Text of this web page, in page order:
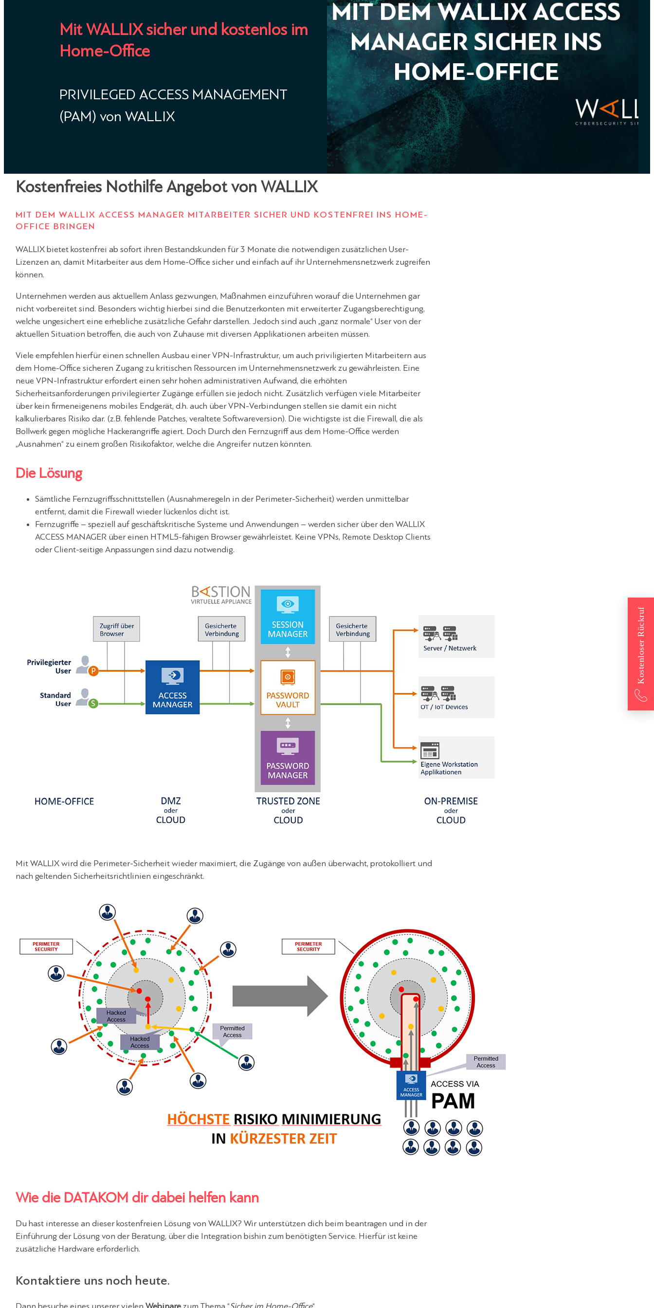
Mit WALLIX sicher und kostenlos im
Home-Office
PRIVILEGED ACCESS MANAGEMENT
(PAM) von WALLIX
Kostenfreies Nothilfe Angebot von WALLIX
MIT DEM WALLIX ACCESS MANAGER MITARBEITER SICHER UND KOSTENFREI INS HOME-
OFFICE BRINGEN
WALLIX bietet kostenfrei ab sofort ihren Bestandskunden für 3 Monate die notwendigen zusätzlichen User-
Lizenzen an, damit Mitarbeiter aus dem Home-Office sicher und einfach auf ihr Unternehmensnetzwerk zugreifen
können.
Unternehmen werden aus aktuellem Anlass gezwungen, Maßnahmen einzuführen worauf die Unternehmen gar
nicht vorbereitet sind. Besonders wichtig hierbei sind die Benutzerkonten mit erweiterter Zugangsberechtigung,
welche ungesichert eine erhebliche zusätzliche Gefahr darstellen. Jedoch sind auch „ganz normale“ User von der
aktuellen Situation betroffen, die auch von Zuhause mit diversen Applikationen arbeiten müssen.
Viele empfehlen hierfür einen schnellen Ausbau einer VPN-Infrastruktur, um auch priviligierten Mitarbeitern aus
dem Home-Office sicheren Zugang zu kritischen Ressourcen im Unternehmensnetzwerk zu gewährleisten. Eine
neue VPN-Infrastruktur erfordert einen sehr hohen administrativen Aufwand, die erhöhten
Sicherheitsanforderungen privilegierter Zugänge erfüllen sie jedoch nicht. Zusätzlich verfügen viele Mitarbeiter
über kein firmeneigenens mobiles Endgerät, d.h. auch über VPN-Verbindungen stellen sie damit ein nicht
kalkulierbares Risiko dar. (z.B. fehlende Patches, veraltete Softwareversion). Die wichtigste ist die Firewall, die als
Bollwerk gegen mögliche Hackerangriffe agiert. Doch Durch den Fernzugriff aus dem Home-Office werden
„Ausnahmen“ zu einem großen Risikofaktor, welche die Angreifer nutzen könnten.
Die Lösung
Sämtliche Fernzugriffsschnittstellen (Ausnahmeregeln in der Perimeter-Sicherheit) werden unmittelbar
entfernt, damit die Firewall wieder lückenlos dicht ist.
Fernzugriffe – speziell auf geschäftskritische Systeme und Anwendungen – werden sicher über den WALLIX
ACCESS MANAGER über einen HTML5-fähigen Browser gewährleistet. Keine VPNs, Remote Desktop Clients
oder Client-seitige Anpassungen sind dazu notwendig.
Mit WALLIX wird die Perimeter-Sicherheit wieder maximiert, die Zugänge von außen überwacht, protokolliert und
nach geltenden Sicherheitsrichtlinien eingeschränkt.
Wie die DATAKOM dir dabei helfen kann
Du hast interesse an dieser kostenfreien Lösung von WALLIX? Wir unterstützen dich beim beantragen und in der
Einführung der Lösung von der Beratung, über die Integration bishin zum benötigten Service. Hierfür ist keine
zusätzliche Hardware erforderlich.
Kontaktiere uns noch heute.
Kostenloser Rückruf